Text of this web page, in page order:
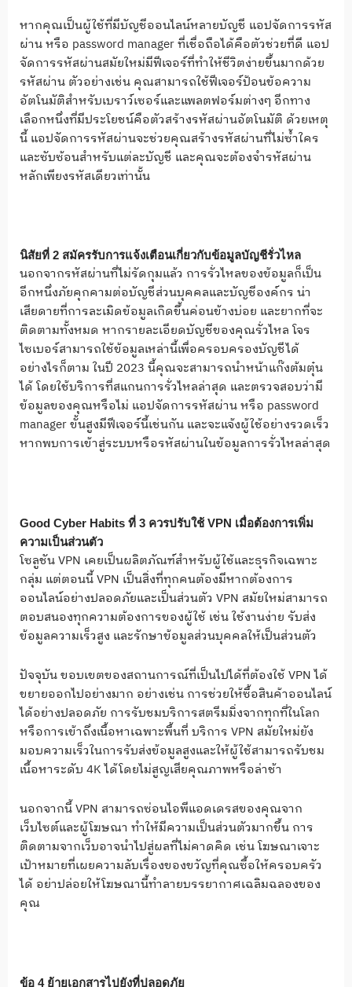
หากคุณเป็นผู้ใช้ที่มีบัญชีออนไลน์หลายบัญชี แอปจัดการรหัส
ผ่าน หรือ password manager ที่เชื่อถือได้คือตัวช่วยที่ดี แอป
จัดการรหัสผ่านสมัยใหม่มีฟีเจอร์ที่ทำให้ชีวิตง่ายขึ้นมากด้วย
รหัสผ่าน ตัวอย่างเช่น คุณสามารถใช้ฟีเจอร์ป้อนข้อความ
อัตโนมัติสำหรับเบราว์เซอร์และแพลตฟอร์มต่างๆ อีกทาง
เลือกหนึ่งที่มีประโยชน์คือตัวสร้างรหัสผ่านอัตโนมัติ ด้วยเหตุ
นี้ แอปจัดการรหัสผ่านจะช่วยคุณสร้างรหัสผ่านที่ไม่ซ้ำใคร
และซับซ้อนสำหรับแต่ละบัญชี และคุณจะต้องจำรหัสผ่าน
หลักเพียงรหัสเดียวเท่านั้น
นิสัยที่ 2 สมัครรับการแจ้งเตือนเกี่ยวกับข้อมูลบัญชีรั่วไหล
นอกจากรหัสผ่านที่ไม่รัดกุมแล้ว การรั่วไหลของข้อมูลก็เป็น
อีกหนึ่งภัยคุกคามต่อบัญชีส่วนบุคคลและบัญชีองค์กร น่า
เสียดายที่การละเมิดข้อมูลเกิดขึ้นค่อนข้างบ่อย และยากที่จะ
ติดตามทั้งหมด หากรายละเอียดบัญชีของคุณรั่วไหล โจร
ไซเบอร์สามารถใช้ข้อมูลเหล่านี้เพื่อครอบครองบัญชีได้
อย่างไรก็ตาม ในปี 2023 นี้คุณจะสามารถนำหน้าแก๊งต้มตุ๋น
ได้ โดยใช้บริการที่สแกนการรั่วไหลล่าสุด และตรวจสอบว่ามี
ข้อมูลของคุณหรือไม่ แอปจัดการรหัสผ่าน หรือ password
manager ขั้นสูงมีฟีเจอร์นี้เช่นกัน และจะแจ้งผู้ใช้อย่างรวดเร็ว
หากพบการเข้าสู่ระบบหรือรหัสผ่านในข้อมูลการรั่วไหลล่าสุด
Good Cyber Habits ที่ 3 ควรปรับใช้VPN เมื่อต้องการเพิ่ม
ความเป็นส่วนตัว
โซลูชัน VPN เคยเป็นผลิตภัณฑ์สำหรับผู้ใช้และธุรกิจเฉพาะ
กลุ่ม แต่ตอนนี้ VPN เป็นสิ่งที่ทุกคนต้องมีหากต้องการ
ออนไลน์อย่างปลอดภัยและเป็นส่วนตัว VPN สมัยใหม่สามารถ
ตอบสนองทุกความต้องการของผู้ใช้ เช่น ใช้งานง่าย รับส่ง
ข้อมูลความเร็วสูง และรักษาข้อมูลส่วนบุคคลให้เป็นส่วนตัว
ปัจจุบัน ขอบเขตของสถานการณ์ที่เป็นไปได้ที่ต้องใช้ VPN ได้
ขยายออกไปอย่างมาก อย่างเช่น การช่วยให้ซื้อสินค้าออนไลน์
ได้อย่างปลอดภัย การรับชมบริการสตรีมมิ่งจากทุกที่ในโลก
หรือการเข้าถึงเนื้อหาเฉพาะพื้นที่ บริการ VPN สมัยใหม่ยัง
มอบความเร็วในการรับส่งข้อมูลสูงและให้ผู้ใช้สามารถรับชม
เนื้อหาระดับ 4K ได้โดยไม่สูญเสียคุณภาพหรือล่าช้า
นอกจากนี้ VPN สามารถซ่อนไอพีแอดเดรสของคุณจาก
เว็บไซต์และผู้โฆษณา ทำให้มีความเป็นส่วนตัวมากขึ้น การ
ติดตามจากเว็บอาจนำไปสู่ผลที่ไม่คาดคิด เช่น โฆษณาเจาะ
เป้าหมายที่เผยความลับเรื่องของขวัญที่คุณซื้อให้ครอบครัว
ได้ อย่าปล่อยให้โฆษณานี้ทำลายบรรยากาศเฉลิมฉลองของ
คุณ
ข้อ 4 ย้ายเอกสารไปยังที่ปลอดภัย